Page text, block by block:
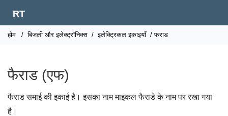
RT
होम / बिजली और इलेक्ट्रॉनिक्स / इलेक्ट्रिकल इकाइयाँ / फराड
फैराड (एफ)
फैराड समाई की इकाई है। इसका नाम माइकल फैराडे के नाम पर रखा गया
है।